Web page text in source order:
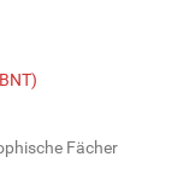
Fächer